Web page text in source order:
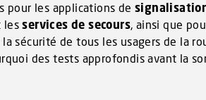
pour les applications de
lesservices de secours, ainsi que
sécurité de tous les usagers de la
des tests approfondis avant la